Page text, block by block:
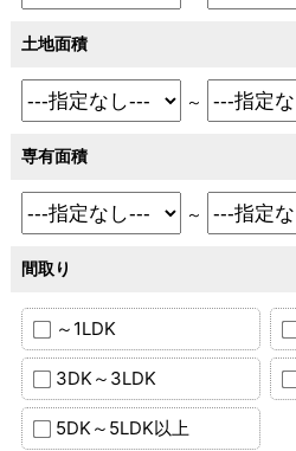
土地面積
～
専有面積
～
間取り
～1LDK
3DK～3LDK
5DK～5LDK以上